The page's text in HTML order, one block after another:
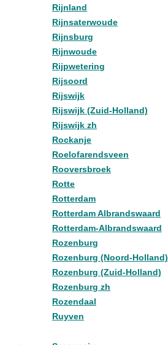
Rijnland
Rijnsaterwoude
Rijnsburg
Rijnwoude
Rijpwetering
Rijsoord
Rijswijk
Rijswijk (Zuid-Holland)
Rijswijk zh
Rockanje
Roelofarendsveen
Rooversbroek
Rotte
Rotterdam
Rotterdam Albrandswaard
Rotterdam-Albrandswaard
Rozenburg
Rozenburg (Noord-Holland)
Rozenburg (Zuid-Holland)
Rozenburg zh
Rozendaal
Ruyven